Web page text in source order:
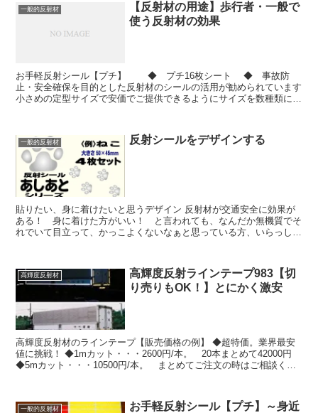
一般的反射材
【反射材の用途】歩行者・一般で
使う反射材の効果
お手軽反射シール【プチ】 ◆ プチ16枚シート ◆ 事故防
止・安全確保を目的とした反射材のシールの活用が勧められています
小さめの定型サイズで安価でご提供できるようにサイズを数種類に定
一般的反射材 反射シールをデザインする
貼りたい、身に着けたいと思うデザイン 反射材が交通安全に効果が
ある！ 身に着けた方がいい！ と言われても、なんだか無機質でそ
れでいて目立って、かっこよくないなぁと思っている方、いらっしゃ
高輝度反射材
高輝度反射ラインテープ983【切
り売りもOK！】とにかく激安
高輝度反射材のラインテープ【販売価格の例】 ◆超特価。業界最安
値に挑戦！ ◆1mカット・・・2600円/本。 20本まとめて42000円
◆5mカット・・・10500円/本。 まとめてご注文の時はご相談くだ
一般的反射材
お手軽反射シール【プチ】～身近